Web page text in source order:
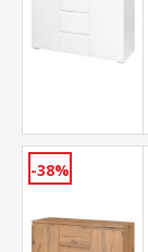
-38%